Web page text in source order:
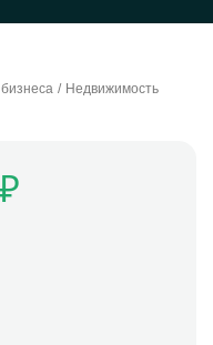
Недвижимость